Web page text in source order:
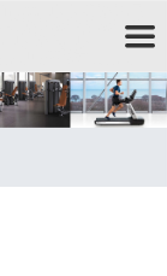
끀
身器材/赛佰斯/赛佰斯
健器械/力健
步机/SportsArt跑步机/
/时保雅康复设备